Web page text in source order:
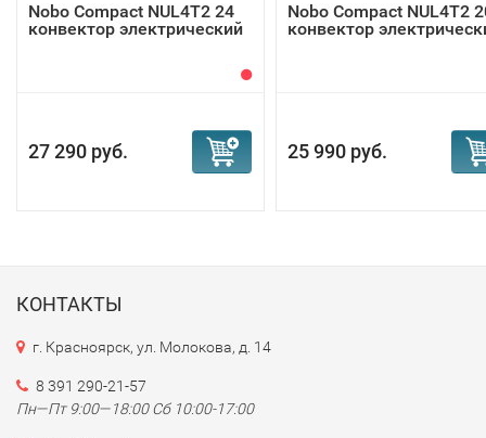
Nobo Compact NUL4T2 24
конвектор электрический
27 290 руб.
Nobo Compact NUL4T2
конвектор
25 990 руб.
КОНТАКТЫ
г. Красноярск, ул. Молокова, д. 14
8 391 290-21-57
Пн—Пт 9:00—18:00 Сб 10:00-17:00